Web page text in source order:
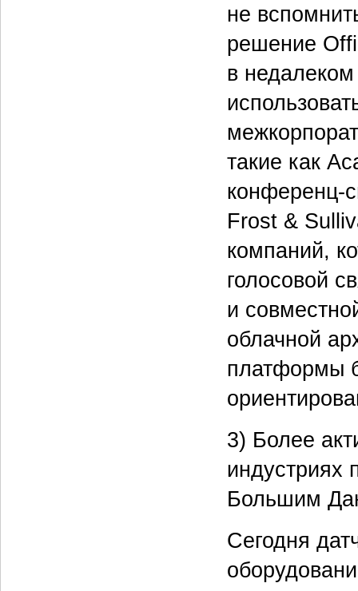
не
решение
в
такие как
конференц-
Frost &
компаний,
голосовой
и
облачной
платформы
3) Более
индустриях
Большим
Сегодня